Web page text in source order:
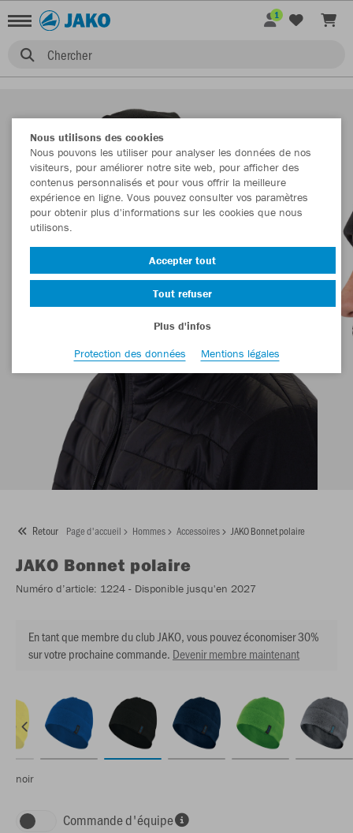
Chercher
1
Retour Page d'accueil Hommes Accessoires JAKO Bonnet polaire
JAKO Bonnet polaire
Numéro d’article: 1224 - Disponible jusqu'en 2027
En tant que membre du club JAKO, vous pouvez économiser 30%
sur votre prochaine commande. Devenir membre maintenant
noir
Commande d'équipe
Nous utilisons des cookies
Nous pouvons les utiliser pour analyser les données de nos
visiteurs, pour améliorer notre site web, pour afficher des
contenus personnalisés et pour vous offrir la meilleure
expérience en ligne. Vous pouvez consulter vos paramètres
pour obtenir plus d'informations sur les cookies que nous
utilisons.
Accepter tout
Tout refuser
Plus d'infos
Protection des données
Mentions légales